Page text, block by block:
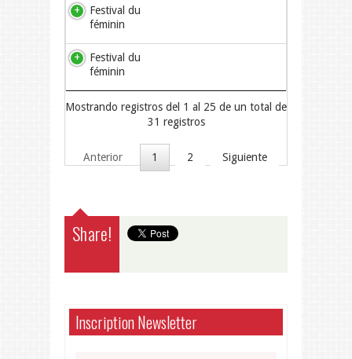
Festival du
féminin
Festival du
féminin
Mostrando registros del 1 al 25 de un total de
31 registros
Anterior 1 2 Siguiente
Share!
Inscription Newsletter